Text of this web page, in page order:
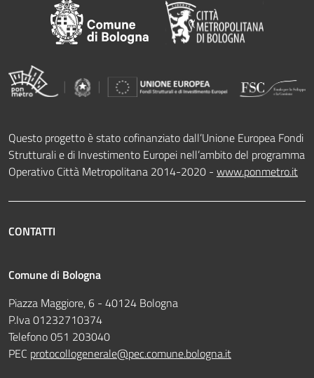
Questo progetto è stato cofinanziato dall’Unione Europea Fondi
Strutturali e di Investimento Europei nell’ambito del programma
Operativo Città Metropolitana 2014-2020 - www.ponmetro.it
CONTATTI
Comune di Bologna
Piazza Maggiore, 6 - 40124 Bologna
P.Iva 01232710374
Telefono 051 203040
PEC protocollogenerale@pec.comune.bologna.it